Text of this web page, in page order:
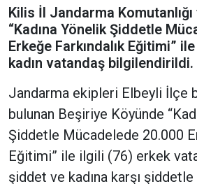
Kilis İl Jandarma
“Kadına Yönelik Şiddetle
Erkeğe Farkındalık Eğitimi”
kadın vatandaş bilgilendirildi.
Jandarma ekipleri Elbeyli İlçe
bulunan Beşiriye Köyünde
Şiddetle Mücadelede 20.000
Eğitimi” ile ilgili (76) erkek
şiddet ve kadına karşı